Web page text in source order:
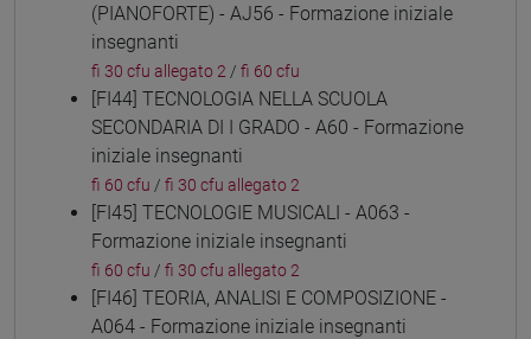
(PIANOFORTE) - AJ56 - Formazione iniziale
insegnanti
fi 30 cfu allegato 2 / fi 60 cfu
[FI44] TECNOLOGIA NELLA SCUOLA
SECONDARIA DI I GRADO - A60 - Formazione
iniziale insegnanti
fi 60 cfu / fi 30 cfu allegato 2
[FI45] TECNOLOGIE MUSICALI - A063 -
Formazione iniziale insegnanti
fi 60 cfu / fi 30 cfu allegato 2
[FI46] TEORIA, ANALISI E COMPOSIZIONE -
A064 - Formazione iniziale insegnanti